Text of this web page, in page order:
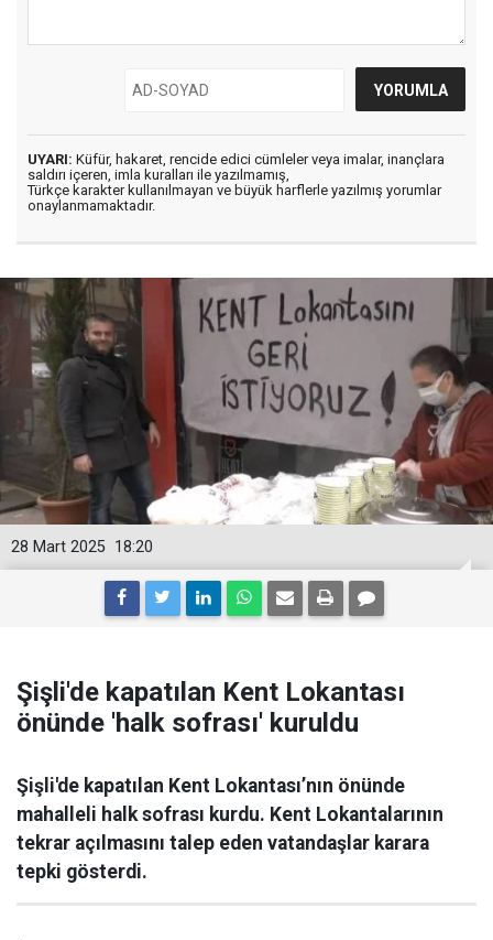
UYARI: Küfür, hakaret, rencide edici cümleler veya imalar, inançlara
saldırı içeren, imla kuralları ile yazılmamış,
Türkçe karakter kullanılmayan ve büyük harflerle yazılmış yorumlar
onaylanmamaktadır.
18:20
28 Mart 2025
Şişli'de kapatılan Kent Lokantası
önünde 'halk sofrası' kuruldu
Şişli'de kapatılan Kent Lokantası’nın önünde
mahalleli halk sofrası kurdu. Kent Lokantalarının
tekrar açılmasını talep eden vatandaşlar karara
tepki gösterdi.